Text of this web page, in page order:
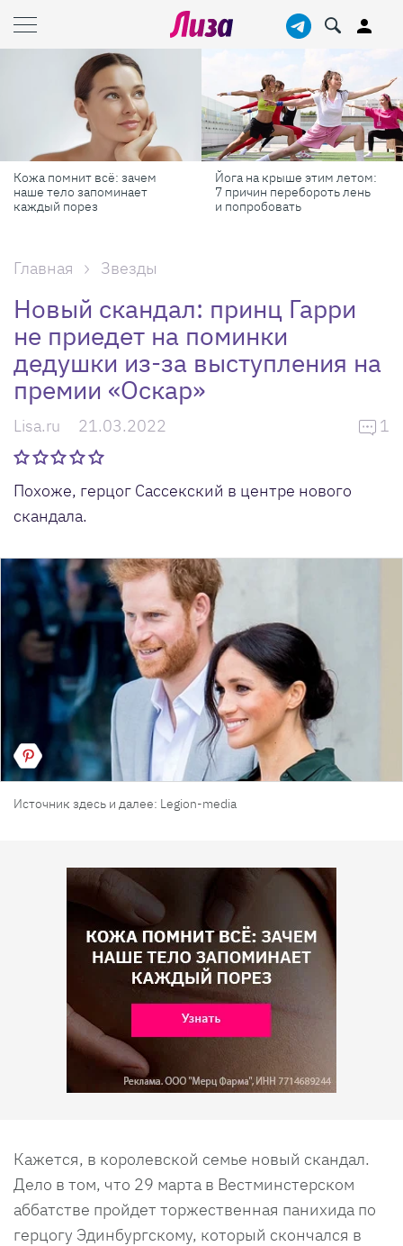
Кожа помнит всё: зачем
наше тело запоминает
каждый порез
Йога на крыше этим летом:
7 причин перебороть лень
и попробовать
Главная Звезды
Новый скандал: принц Гарри
не приедет на поминки
дедушки из-за выступления на
премии «Оскар»
Lisa.ru 21.03.2022 1
Похоже, герцог Сассекский в центре нового
скандала.
Источник здесь и далее: Legion-media
Кажется, в королевской семье новый скандал.
Дело в том, что 29 марта в Вестминстерском
аббатстве пройдет торжественная панихида по
герцогу Эдинбургскому, который скончался в